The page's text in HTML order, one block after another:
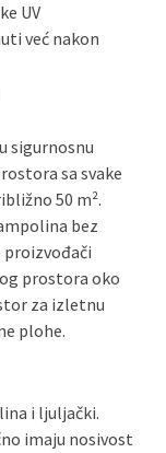
UV
već nakon
sigurnosnu
sa svake
50 m².
bez
prostora oko
za izletnu
plohe.
i ljuljački.
imaju nosivost